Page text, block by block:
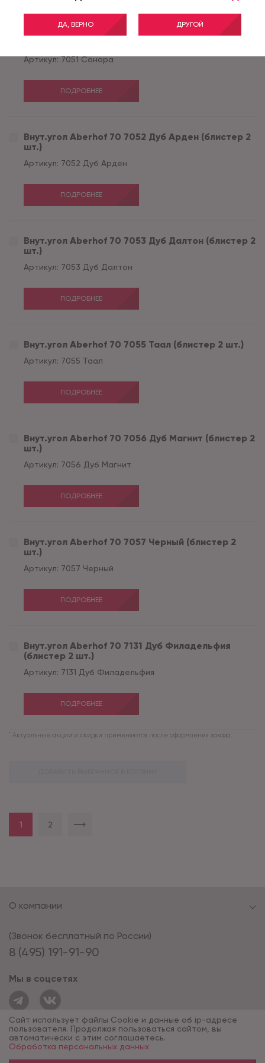
ДА, ВЕРНО ДРУГОЙ
Артикул:7051 Сонора
ПОДРОБНЕЕ
Внут.угол Aberhof 70 7052 Дуб Арден (блистер 2
шт.)
Артикул: 7052 Дуб Арден
ПОДРОБНЕЕ
Внут.угол Aberhof 70 7053 Дуб Далтон (блистер 2
шт.)
Артикул: 7053 Дуб Далтон
ПОДРОБНЕЕ
Внут.угол Aberhof 70 7055 Таал (блистер 2 шт.)
Артикул: 7055 Таал
ПОДРОБНЕЕ
Внут.угол Aberhof 70 7056 Дуб Магнит (блистер 2
шт.)
Артикул: 7056 Дуб Магнит
ПОДРОБНЕЕ
Внут.угол Aberhof 70 7057 Черный (блистер 2
шт.)
Артикул: 7057 Черный
ПОДРОБНЕЕ
Внут.угол Aberhof 70 7131 Дуб Филадельфия
(блистер 2 шт.)
Артикул: 7131 Дуб Филадельфия
ПОДРОБНЕЕ
* Актуальные акции и скидки применяются после оформления заказа.
1 2
8 (495) 191-91-90
(Звонок бесплатный по России)
Мы в соцсетях
О компании
© 1994 - 2026*, «ОПУС ТД»
Сайт использует файлы Cookie и данные об ip-адресе
пользователя. Продолжая пользоваться сайтом, вы
автоматически с этим соглашаетесь.
Обработка персональных данных